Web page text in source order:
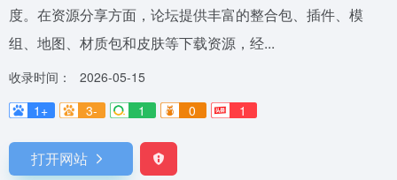
度。在资源分享方面，论坛提供丰富的整合包、插件、模
组、地图、材质包和皮肤等下载资源，经...
收录时间：
2026-05-15
1+
3- 1 0 1
打开网站